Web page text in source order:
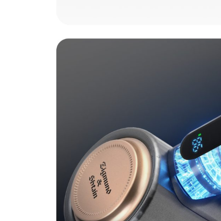
Загрузить фото
С условиями "Пользовательского